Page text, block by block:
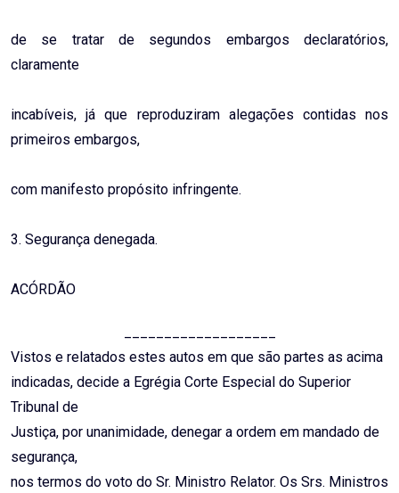
de se tratar de segundos embargos declaratórios,
claramente
incabíveis, já que reproduziram alegações contidas nos
primeiros embargos,
com manifesto propósito infringente.
3. Segurança denegada.
ACÓRDÃO
Vistos e relatados estes autos em que são partes as acima
indicadas, decide a Egrégia Corte Especial do Superior
Tribunal de
Justiça, por unanimidade, denegar a ordem em mandado de
segurança,
nos termos do voto do Sr. Ministro Relator. Os Srs. Ministros